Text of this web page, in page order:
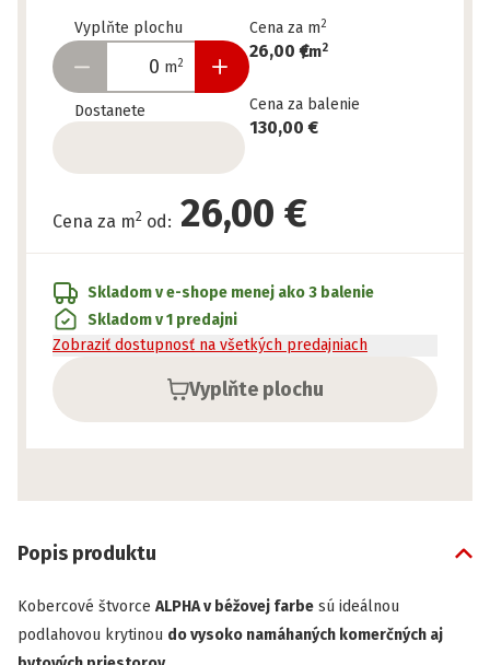
Vyplňte plochu
m2
Dostanete
Cena za m2
26,00 €
/m2
Cena za balenie
130,00 €
Cena za m2 od: 26,00 €
Vyplňte plochu
Skladom v e-shope menej ako 3 balenie
Skladom v 1 predajni
Zobraziť dostupnosť na všetkých predajniach
Popis produktu
Kobercové štvorce ALPHA v béžovej farbe sú ideálnou
podlahovou krytinou do vysoko namáhaných komerčných aj